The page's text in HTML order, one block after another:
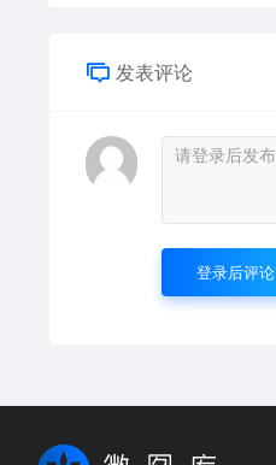
发表评论
登录后评论